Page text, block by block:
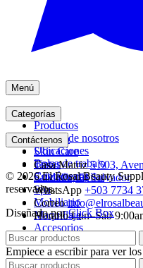
Menú
Inicio
Productos
Acerca de nosotros
Ubicaciones
Bolsa de trabajo
Contáctenos
Categorías
Acrílico
Skin Care
Tintes
Cuidado capilar
Spa
Mobiliario
Maquillaje
Accesorios
Contáctenos
Casa Matriz 5 503,
Salvador, El Salvador
WhatsApp +503 7734
Correo
Horario Lun–Sáb
© 2026 El Rosal Beauty
reservados.
Diseñado porClick Box
Empiece a escribir para ver